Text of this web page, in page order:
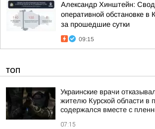
Александр Хинштейн:
оперативной обстановке в
за прошедшие сутки
09:15
ТОП
Украинские врачи
жителю Курской области в
содержался вместе с
07:15